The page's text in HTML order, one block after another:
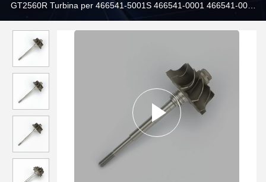
GT2560R Turbina per 466541-5001S 466541-0001 466541-0004